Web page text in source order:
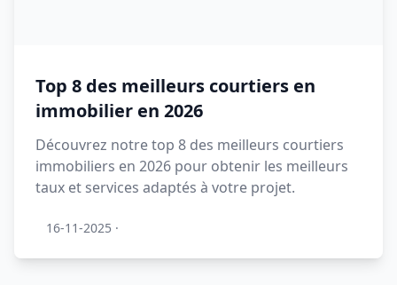
Top 8 des meilleurs courtiers en
immobilier en 2026
Découvrez notre top 8 des meilleurs courtiers
immobiliers en 2026 pour obtenir les meilleurs
taux et services adaptés à votre projet.
16-11-2025 ·